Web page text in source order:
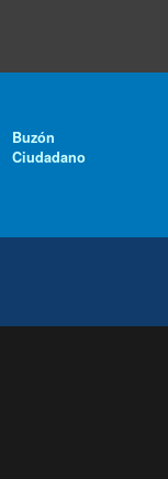
Buzón
Ciudadano